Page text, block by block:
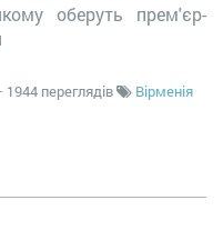
оберуть прем'єр-
1944 переглядів
Вірменія